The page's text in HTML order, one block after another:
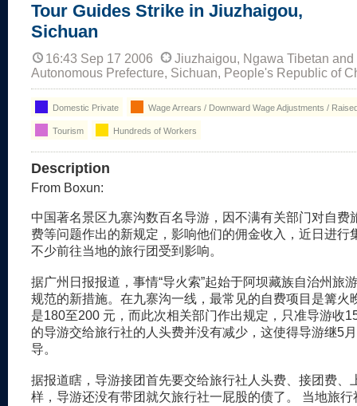
Tour Guides Strike in Jiuzhaigou,
Sichuan
16:43 Sep 17 2006
Jiuzhaigou, Ngawa Tibetan and
Autonomous Prefecture, Sichuan, People's Republic of
Domestic Private Wage Arrears / Downward Wage Adjustments /
Tourism Hundreds of Workers
Description
From Boxun:
中国著名景区九寨沟数百名导游，因不满有关部门对自费
费等问题作出的新规定，影响他们的佣金收入，近日进行
不少前往当地的旅行团受到影响。
据广州日报报道，事情“导火索”起始于阿坝藏族自治州旅
规范的新措施。在九寨沟一线，最常见的自费项目是篝火
是180至200 元，而此次相关部门作出规定，只准导游收
的导游交给旅行社的人头费并没有减少，这使得导游继5
导。
据报道瞎，导游接团首先要交给旅行社人头费、接团费、
样，导游还没有带团就欠旅行社一屁股的债了。 当地旅